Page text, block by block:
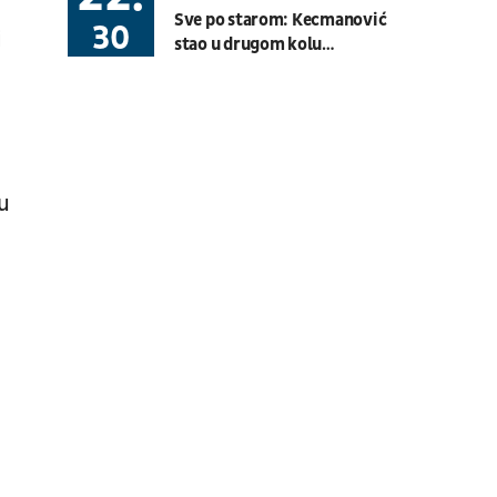
BG U23 League
30
Sve po starom: Kecmanović
stao u drugom kolu